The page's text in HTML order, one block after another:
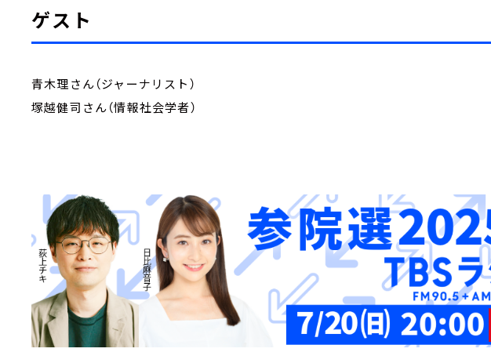
ゲスト
青木理さん（ジャーナリスト）
塚越健司さん（情報社会学者）